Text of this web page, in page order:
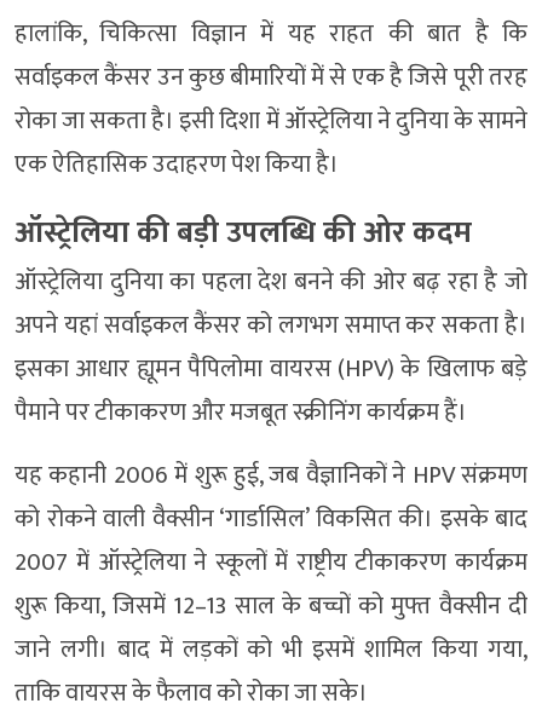
हालांकि, चिकित्सा विज्ञान में यह राहत की बात है कि
सर्वाइकल कैंसर उन कुछ बीमारियों में से एक है जिसे पूरी तरह
रोका जा सकता है। इसी दिशा में ऑस्ट्रेलिया ने दुनिया के सामने
एक ऐतिहासिक उदाहरण पेश किया है।
ऑस्ट्रेलिया की बड़ी उपलब्धि की ओर कदम
ऑस्ट्रेलिया दुनिया का पहला देश बनने की ओर बढ़ रहा है जो
अपने यहां सर्वाइकल कैंसर को लगभग समाप्त कर सकता है।
इसका आधार ह्यूमन पैपिलोमा वायरस (HPV) के खिलाफ बड़े
पैमाने पर टीकाकरण और मजबूत स्क्रीनिंग कार्यक्रम हैं।
यह कहानी 2006 में शुरू हुई, जब वैज्ञानिकों ने HPV संक्रमण
को रोकने वाली वैक्सीन ‘गार्डासिल’ विकसित की। इसके बाद
2007 में ऑस्ट्रेलिया ने स्कूलों में राष्ट्रीय टीकाकरण कार्यक्रम
शुरू किया, जिसमें 12–13 साल के बच्चों को मुफ्त वैक्सीन दी
जाने लगी। बाद में लड़कों को भी इसमें शामिल किया गया,
ताकि वायरस के फैलाव को रोका जा सके।